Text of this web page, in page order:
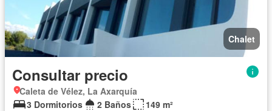
Chalet
Consultar precio
Caleta de Vélez, La Axarquía
3 Dormitorios
2 Baños 149 m²